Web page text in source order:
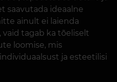
saavutada ideaalne
ainult ei laienda
tagab ka tõeliselt
loomise, mis
ja esteetilisi